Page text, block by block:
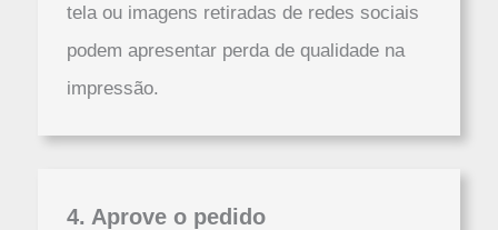
tela ou imagens retiradas de redes sociais
podem apresentar perda de qualidade na
impressão.
4. Aprove o pedido